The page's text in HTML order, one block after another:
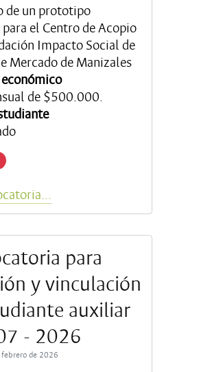
de un prototipo
el Centro de Acopio
Impacto Social de
Mercado de Manizales
de $500.000.
para
y vinculación
auxiliar
- 2026
febrero de 2026